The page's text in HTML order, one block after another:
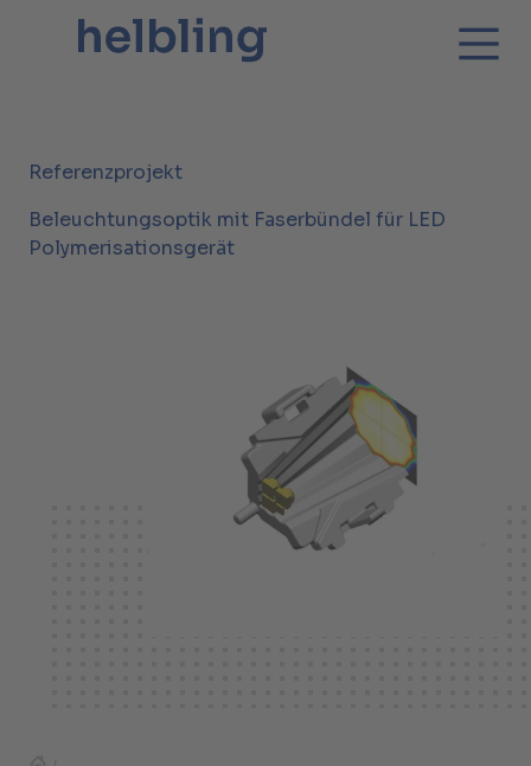
Referenzprojekt
Beleuchtungsoptik mit Faserbündel für LED
Polymerisationsgerät